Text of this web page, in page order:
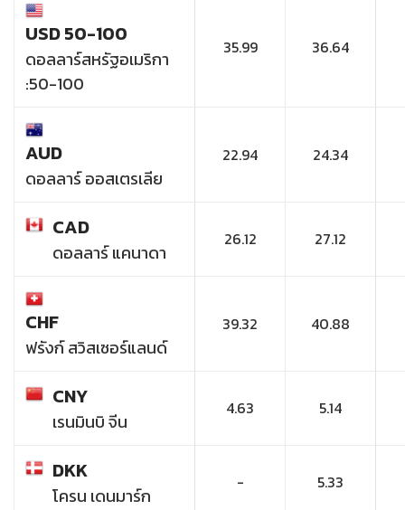
USD 50-100
ดอลลาร์สหรัฐอเมริกา
:50-100
35.99 36.64
AUD
ดอลลาร์ ออสเตรเลีย
22.94 24.34
CAD
ดอลลาร์ แคนาดา
26.12 27.12
CHF
ฟรังก์ สวิสเซอร์แลนด์
39.32 40.88
CNY
เรนมินบิ จีน
4.63 5.14
DKK
โครน เดนมาร์ก
- 5.33